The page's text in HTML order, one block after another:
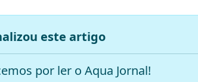
este artigo
por ler o Aqua Jornal!